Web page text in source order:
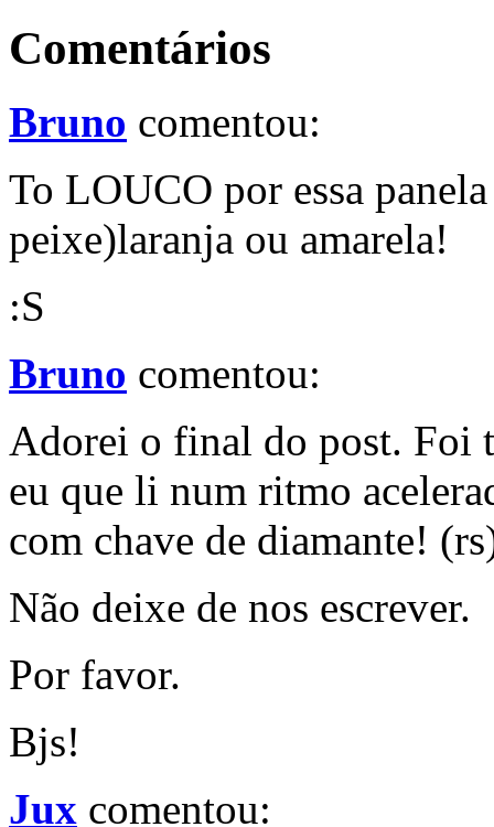
Comentários
Bruno comentou:
To LOUCO por essa
peixe)laranja ou amarela!
:S
Bruno comentou:
Adorei o final do post. Foi
eu que li num ritmo
com chave de diamante!
Não deixe de nos escrever.
Por favor.
Bjs!
Jux comentou: